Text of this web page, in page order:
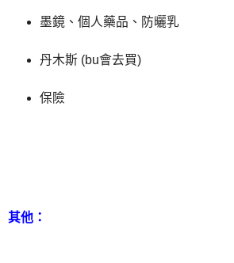
墨鏡、個人藥品、防曬乳
丹木斯 (bu會去買)
保險
其他：